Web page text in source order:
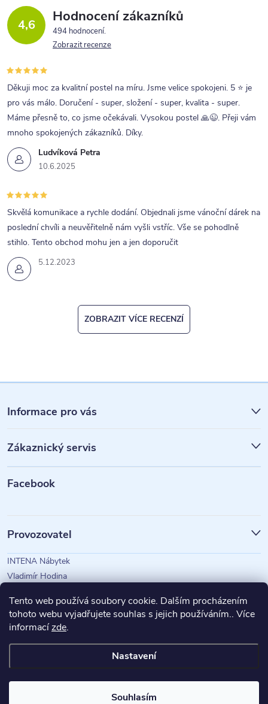
Tento web používá soubory cookie. Dalším procházením
tohoto webu vyjadřujete souhlas s jejich používáním.. Více
informacízde.
Nastavení
Souhlasím
4,6 Hodnocení zákazníků
494 hodnocení
Zobrazit recenze
Ludvíková Petra
10.6.2025
Děkuji moc za kvalitní postel na míru. Jsme velice spokojeni. 5 ⭐ je
pro vás málo. Doručení - super, složení - super, kvalita - super.
Máme přesně to, co jsme očekávali. Vysokou postel 🙏😉. Přeji vám
mnoho spokojených zákazníků. Díky.
5.12.2023
Skvělá komunikace a rychle dodání. Objednali jsme vánoční dárek na
poslední chvíli a neuvěřitelně nám vyšli vstříc. Vše se pohodlně
stihlo. Tento obchod mohu jen a jen doporučit
ZOBRAZIT VÍCE RECENZÍ
á
p
a
Informace pro vás
Zákaznický servis
Facebook
Provozovatel
INTENA Nábytek
Vladimír Hodina
Copyright 2026INTENA Nábytek. Všechna práva vyhrazena.